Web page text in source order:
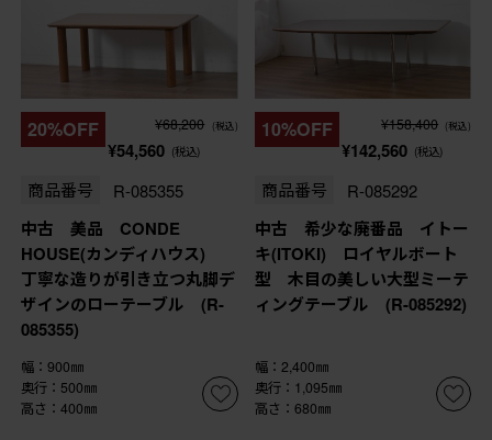
20%OFF ¥68,200 (税込)
¥54,560 (税込)
商品番号 R-085355
中古 美品 CONDE
HOUSE(カンディハウス)
丁寧な造りが引き立つ丸脚デ
ザインのローテーブル (R-
085355)
幅：900㎜
奥行：500㎜
高さ：400㎜
10%OFF ¥158,400 (税込)
¥142,560 (税込)
商品番号 R-085292
中古 希少な廃番品 イトー
キ(ITOKI) ロイヤルボート
型 木目の美しい大型ミーテ
ィングテーブル (R-085292)
幅：2,400㎜
奥行：1,095㎜
高さ：680㎜